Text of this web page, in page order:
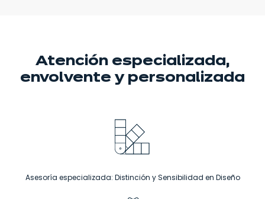
Atención especializada,
envolvente y personalizada
Asesoría especializada: Distinción y Sensibilidad en Diseño